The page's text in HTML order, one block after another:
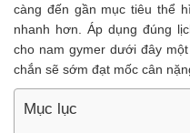
càng đến gần mục tiêu thể
nhanh hơn. Áp dụng đúng
cho nam gymer dưới đây
chắn sẽ sớm đạt mốc cân
Mục lục